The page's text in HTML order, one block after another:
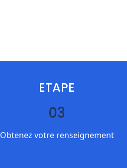
ETAPE
03
Obtenez votre renseignement